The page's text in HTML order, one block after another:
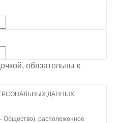
обязательны к
ДАННЫХ
расположенное